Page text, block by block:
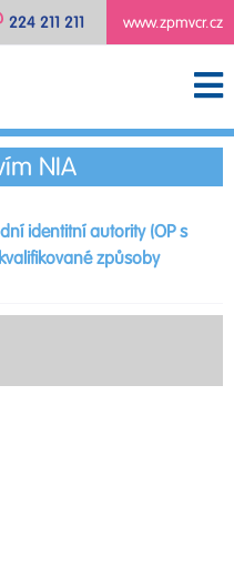
www.zpmvcr.cz
224 211 211
NIA
identitní autority (OP s
způsoby